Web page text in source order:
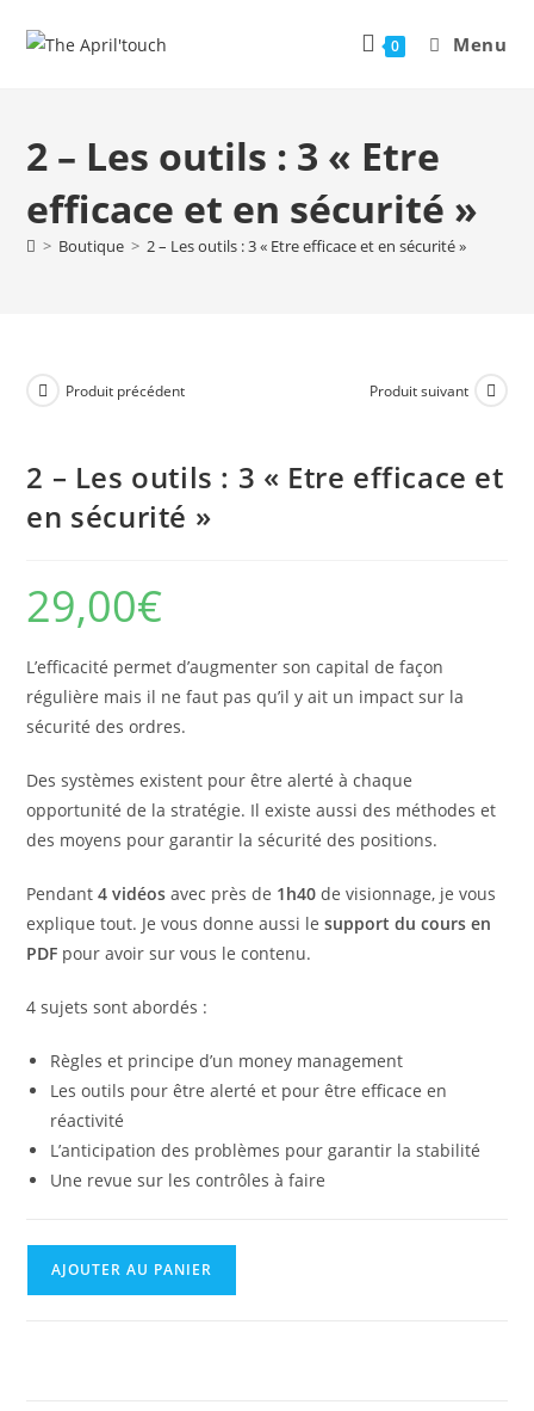
0 Menu
2 – Les outils : 3 « Etre
efficace et en sécurité »
> Boutique > 2 – Les outils : 3 « Etre efficace et en sécurité »
Produit précédent Produit suivant
2 – Les outils : 3 « Etre efficace et
en sécurité »
29,00€
L’efficacité permet d’augmenter son capital de façon
régulière mais il ne faut pas qu’il y ait un impact sur la
sécurité des ordres.
Des systèmes existent pour être alerté à chaque
opportunité de la stratégie. Il existe aussi des méthodes et
des moyens pour garantir la sécurité des positions.
Pendant4 vidéos avec près de 1h40 de visionnage, je vous
explique tout. Je vous donne aussi le support du cours en
PDF pour avoir sur vous le contenu.
4 sujets sont abordés :
Règles et principe d’un money management
Les outils pour être alerté et pour être efficace en
réactivité
L’anticipation des problèmes pour garantir la stabilité
Une revue sur les contrôles à faire
AJOUTER AU PANIER